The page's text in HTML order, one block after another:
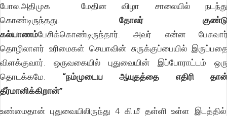
போல.அதிமுக மேதின விழா சாலையில்
கொண்டிருந்தது.
தோலர்
கல்யாணம்பேசிக்கொண்டிருந்தார். அவர் என்ன
தொழிலாளர் உரிமைகள் செயாவின் சுருக்குப்பையில்
விளக்குவார். ஒருவகையில் புதுவையின் இப்போராட்டம்
தொடக்கமே.
“நம்முடைய ஆயுதத்தை எதிரி
தீர்மானிக்கிறான்”
உண்மைதான் புதுவையிலிருந்து 4 கி.மீ தள்ளி உள்ள